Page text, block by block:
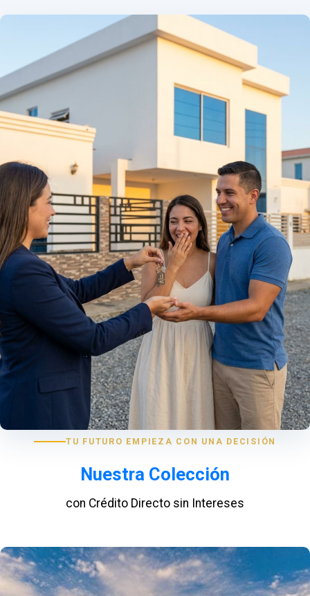
TU FUTURO EMPIEZA CON UNA DECISIÓN
Nuestra Colección
con Crédito Directo sin Intereses